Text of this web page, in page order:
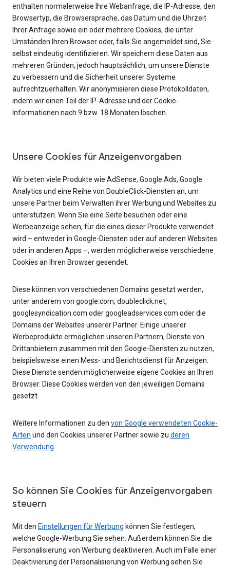
enthalten normalerweise Ihre Webanfrage, die IP-Adresse, den
Browsertyp, die Browsersprache, das Datum und die Uhrzeit
Ihrer Anfrage sowie ein oder mehrere Cookies, die unter
Umständen Ihren Browser oder, falls Sie angemeldet sind, Sie
selbst eindeutig identifizieren. Wir speichern diese Daten aus
mehreren Gründen, jedoch hauptsächlich, um unsere Dienste
zu verbessern und die Sicherheit unserer Systeme
aufrechtzuerhalten. Wir anonymisieren diese Protokolldaten,
indem wir einen Teil der IP-Adresse und der Cookie-
Informationen nach 9 bzw. 18 Monaten löschen.
Unsere Cookies für Anzeigenvorgaben
Wir bieten viele Produkte wie AdSense, Google Ads, Google
Analytics und eine Reihe von DoubleClick-Diensten an, um
unsere Partner beim Verwalten ihrer Werbung und Websites zu
unterstützen. Wenn Sie eine Seite besuchen oder eine
Werbeanzeige sehen, für die eines dieser Produkte verwendet
wird – entweder in Google-Diensten oder auf anderen Websites
oder in anderen Apps –, werden möglicherweise verschiedene
Cookies an Ihren Browser gesendet.
Diese können von verschiedenen Domains gesetzt werden,
unter anderem von google.com, doubleclick.net,
googlesyndication.com oder googleadservices.com oder die
Domains der Websites unserer Partner. Einige unserer
Werbeprodukte ermöglichen unseren Partnern, Dienste von
Drittanbietern zusammen mit den Google-Diensten zu nutzen,
beispielsweise einen Mess- und Berichtsdienst für Anzeigen.
Diese Dienste senden möglicherweise eigene Cookies an Ihren
Browser. Diese Cookies werden von den jeweiligen Domains
gesetzt.
Weitere Informationen zu den von Google verwendeten Cookie-
Arten und den Cookies unserer Partner sowie zu deren
Verwendung
So können Sie Cookies für Anzeigenvorgaben
steuern
Mit den Einstellungen für Werbung können Sie festlegen,
welche Google-Werbung Sie sehen. Außerdem können Sie die
Personalisierung von Werbung deaktivieren. Auch im Falle einer
Deaktivierung der Personalisierung von Werbung sehen Sie